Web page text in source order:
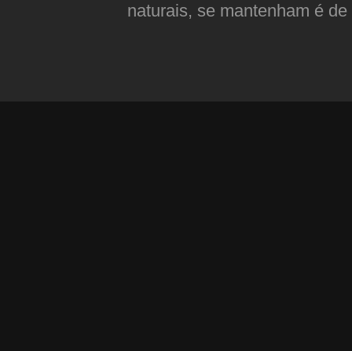
naturais, se mantenham é